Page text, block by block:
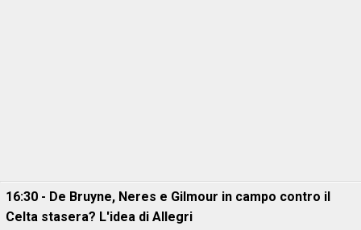
16:30 - De Bruyne, Neres e Gilmour in campo contro il
Celta stasera? L'idea di Allegri